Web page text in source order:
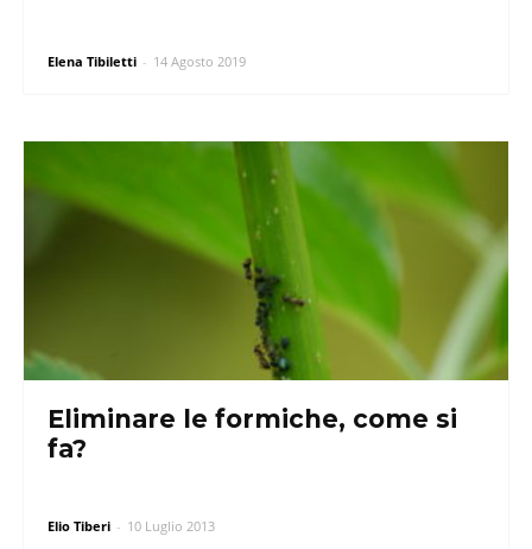
Elena Tibiletti - 14 Agosto 2019
Eliminare le formiche, come si
fa?
Elio Tiberi - 10 Luglio 2013